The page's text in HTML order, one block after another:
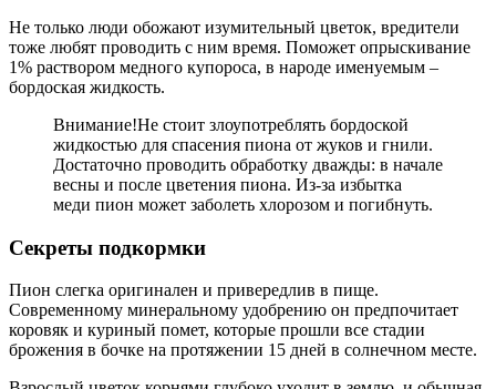
Не только люди обожают изумительный цветок, вредители
тоже любят проводить с ним время. Поможет опрыскивание
1% раствором медного купороса, в народе именуемым –
бордоская жидкость.
Внимание!Не стоит злоупотреблять бордоской
жидкостью для спасения пиона от жуков и гнили.
Достаточно проводить обработку дважды: в начале
весны и после цветения пиона. Из-за избытка
меди пион может заболеть хлорозом и погибнуть.
Секреты подкормки
Пион слегка оригинален и привередлив в пище.
Современному минеральному удобрению он предпочитает
коровяк и куриный помет, которые прошли все стадии
брожения в бочке на протяжении 15 дней в солнечном месте.